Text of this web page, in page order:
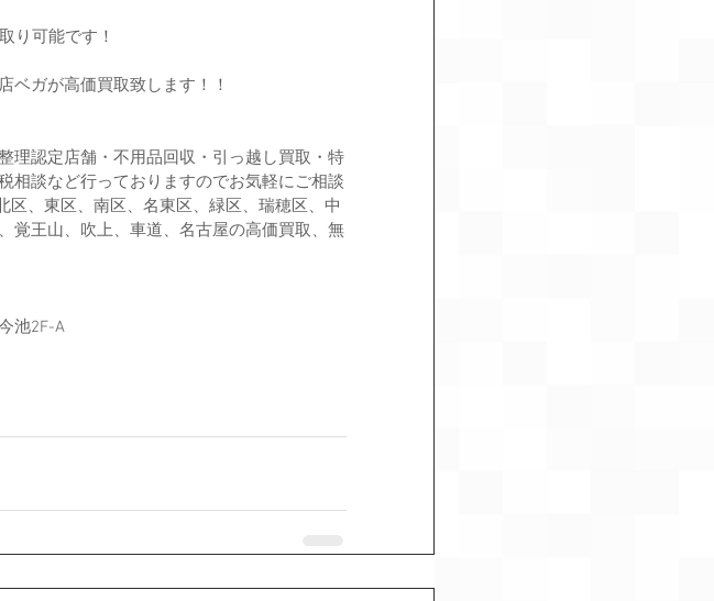
り可能です！
ベガが高価買取致します！！
認定店舗・不用品回収・引っ越し買取・特
相談など行っておりますのでお気軽にご相談
区、東区、南区、名東区、緑区、瑞穂区、中
覚王山、吹上、車道、名古屋の高価買取、無
池2F-A